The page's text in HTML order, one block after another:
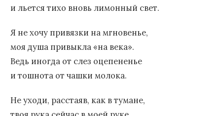
и льется тихо вновь лимонный свет.
Я не хочу привязки на мгновенье,
моя душа привыкла «на века».
Ведь иногда от слез оцепененье
и тошнота от чашки молока.
Не уходи, расстаяв, как в тумане,